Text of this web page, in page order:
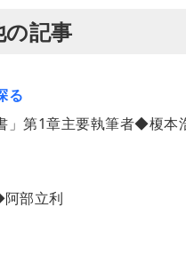
記事
る
」第1章主要執筆者◆榎本
部立利